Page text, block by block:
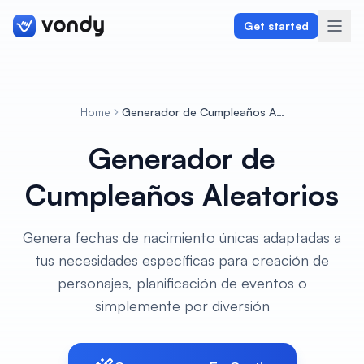
Get started
Graphics & Design
Programming
Writing & Translation
Audio & Voiceover
Home Generador de Cumpleaños Aleatorios
Generador de
Cumpleaños Aleatorios
Genera fechas de nacimiento únicas adaptadas a
tus necesidades específicas para creación de
personajes, planificación de eventos o
simplemente por diversión